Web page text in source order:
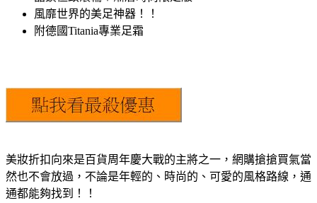
風靡世界的美足神器！！
附德國Titania專業足霜
美妝折扣向來是百貨周年慶大戰的主將之一，網購搶搶買氣當
然也不會放過，不論是年輕的、時尚的、可愛的風格路線，通
通都能夠找到！！